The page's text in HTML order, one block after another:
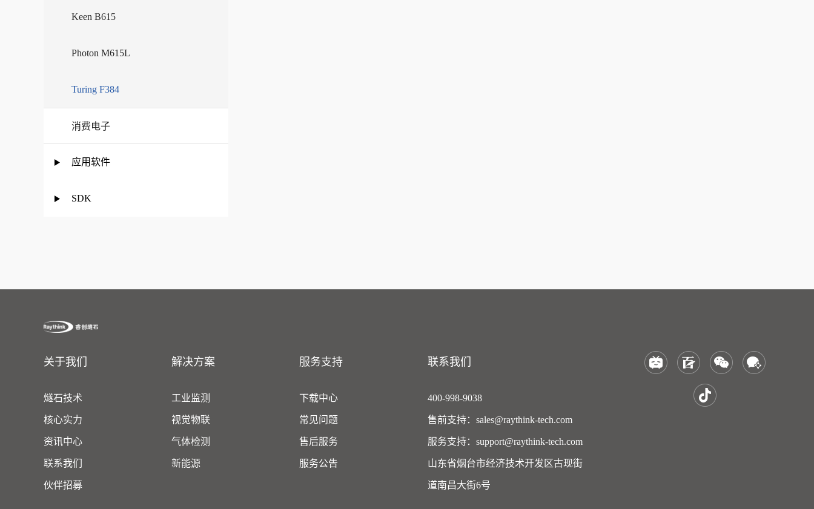
Keen B615
Photon M615L
Turing F384
消费电子
应用软件
SDK
关于我们
燧石技术
核心实力
资讯中心
联系我们
伙伴招募
解决方案
工业监测
视觉物联
气体检测
新能源
服务支持
下载中心
常见问题
售后服务
服务公告
联系我们
400-998-9038
售前支持：sales@raythink-tech.com
服务支持：support@raythink-tech.com
山东省烟台市经济技术开发区古现街
道南昌大街6号